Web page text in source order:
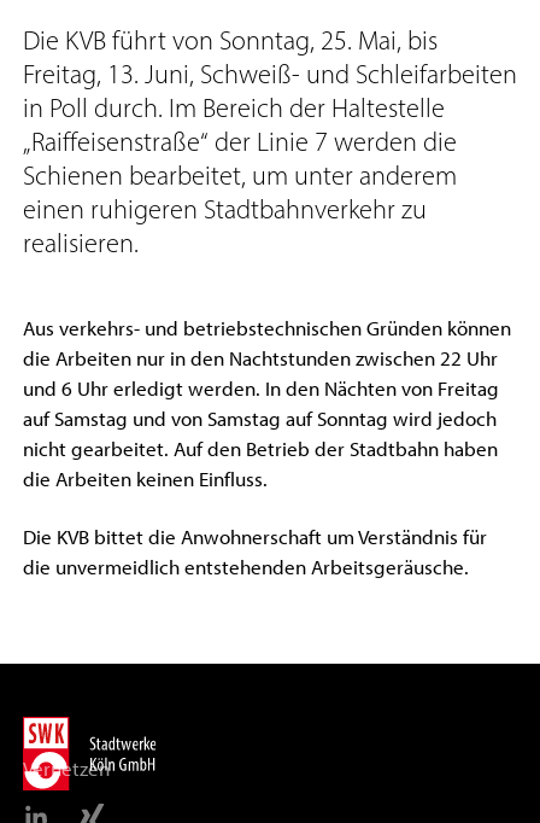
Die KVB führt von Sonntag, 25. Mai, bis
Freitag, 13. Juni, Schweiß- und Schleifarbeiten
in Poll durch. Im Bereich der Haltestelle
„Raiffeisenstraße“ der Linie 7 werden die
Schienen bearbeitet, um unter anderem
einen ruhigeren Stadtbahnverkehr zu
realisieren.
Aus verkehrs- und betriebstechnischen Gründen können
die Arbeiten nur in den Nachtstunden zwischen 22 Uhr
und 6 Uhr erledigt werden. In den Nächten von Freitag
auf Samstag und von Samstag auf Sonntag wird jedoch
nicht gearbeitet. Auf den Betrieb der Stadtbahn haben
die Arbeiten keinen Einfluss.
Die KVB bittet die Anwohnerschaft um Verständnis für
die unvermeidlich entstehenden Arbeitsgeräusche.
Vernetzen